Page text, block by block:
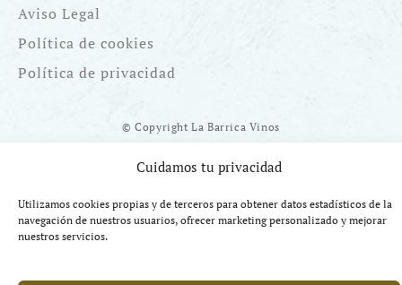
Cuidamos tu privacidad
Utilizamos cookies propias y de terceros para obtener datos estadísticos de la
navegación de nuestros usuarios, ofrecer marketing personalizado y mejorar
nuestros servicios.
Aviso Legal
Política de cookies
Política de privacidad
© Copyright La Barrica Vinos
Financiado por la UE Next Generation EU. Plan de Recuperación